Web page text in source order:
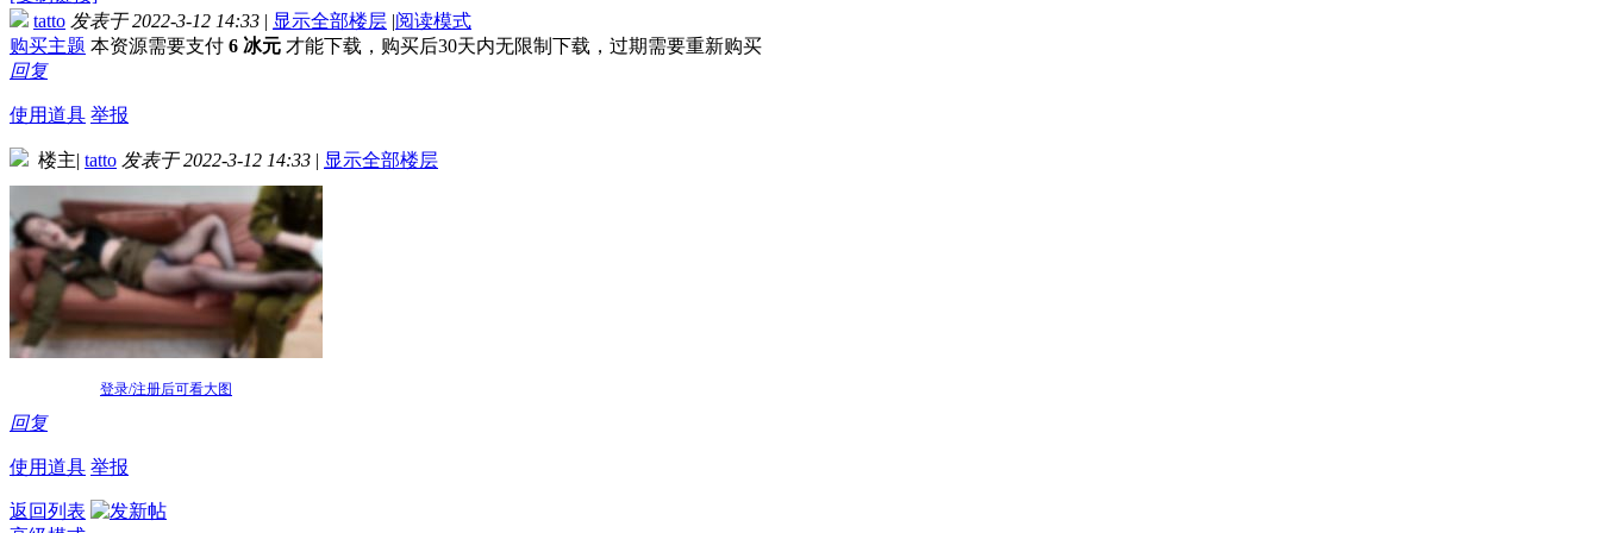
tatto 发表于 2022-3-12 14:33 | 显示全部楼层 |阅读模式
购买主题 本资源需要支付 6 冰元 才能下载，购买后30天内无限制下载，过期需要重新购买
回复
使用道具 举报
楼主| tatto 发表于 2022-3-12 14:33 | 显示全部楼层
登录/注册后可看大图
回复
使用道具 举报
返回列表